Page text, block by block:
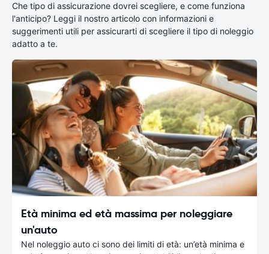
Che tipo di assicurazione dovrei scegliere, e come funziona
l'anticipo? Leggi il nostro articolo con informazioni e
suggerimenti utili per assicurarti di scegliere il tipo di noleggio
adatto a te.
Età minima ed età massima per noleggiare
un'auto
Nel noleggio auto ci sono dei limiti di età: un’età minima e